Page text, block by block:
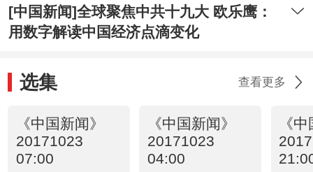
[中国新闻]全球聚焦中共十九大 欧乐鹰：
用数字解读中国经济点滴变化
选集 查看更多
《中国新闻》
20171023
07:00
《中国新闻》
20171023
04:00
《